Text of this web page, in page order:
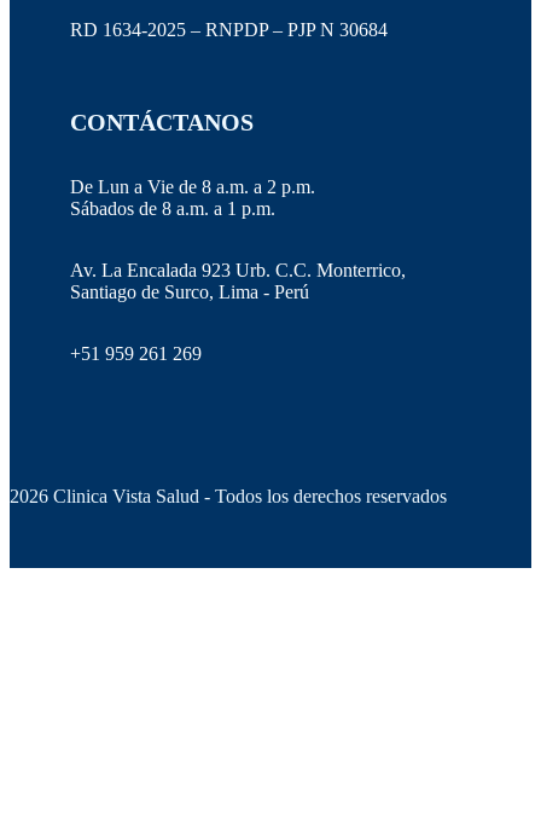
RD 1634-2025 – RNPDP – PJP N 30684
CONTÁCTANOS
De Lun a Vie de 8 a.m. a 2 p.m.
Sábados de 8 a.m. a 1 p.m.
Av. La Encalada 923 Urb. C.C. Monterrico,
Santiago de Surco, Lima - Perú
+51 959 261 269
2026 Clinica Vista Salud - Todos los derechos reservados